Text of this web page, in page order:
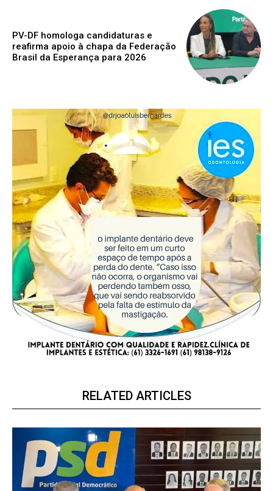
PV-DF homologa candidaturas e
reafirma apoio à chapa da Federação
Brasil da Esperança para 2026
RELATED ARTICLES